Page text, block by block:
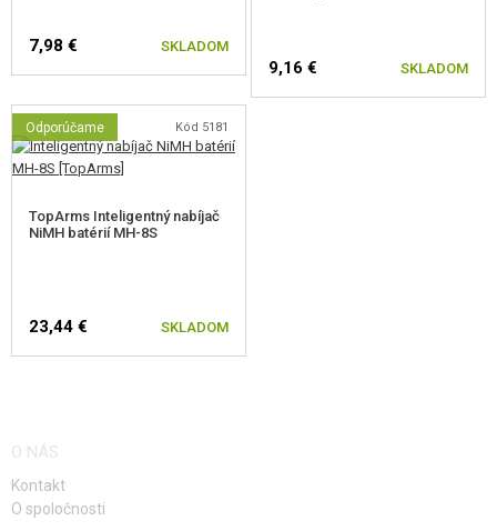
7,98 € SKLADOM
9,16 € SKLADOM
Odporúčame Kód 5181
TopArms Inteligentný nabíjač
NiMH batérií MH-8S
23,44 € SKLADOM
O NÁS
Kontakt
O spoločnosti